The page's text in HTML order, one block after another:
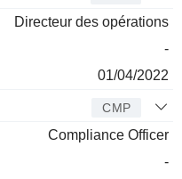
Directeur des opérations
-
01/04/2022
CMP
Compliance Officer
-